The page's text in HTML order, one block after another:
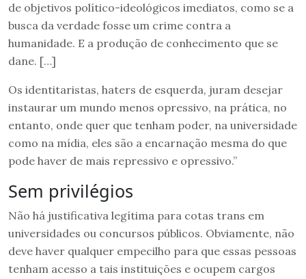
de objetivos político-ideológicos imediatos, como se a
busca da verdade fosse um crime contra a
humanidade. E a produção de conhecimento que se
dane. […]
Os identitaristas, haters de esquerda, juram desejar
instaurar um mundo menos opressivo, na prática, no
entanto, onde quer que tenham poder, na universidade
como na mídia, eles são a encarnação mesma do que
pode haver de mais repressivo e opressivo.”
Sem privilégios
Não há justificativa legítima para cotas trans em
universidades ou concursos públicos. Obviamente, não
deve haver qualquer empecilho para que essas pessoas
tenham acesso a tais instituições e ocupem cargos